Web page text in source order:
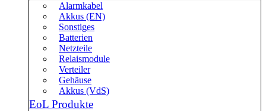
Alarmkabel
Akkus (EN)
Sonstiges
Batterien
Netzteile
Relaismodule
Verteiler
Gehäuse
Akkus (VdS)
EoL Produkte